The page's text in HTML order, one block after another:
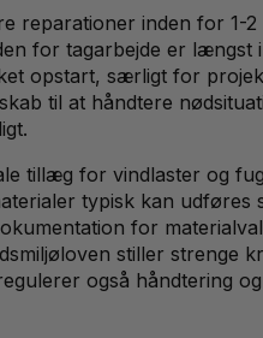
reparationer inden for 1-2
for tagarbejde er længst
opstart, særligt for
til at håndtere
tillæg for vindlaster og
typisk kan udføres
for
stiller strenge
også håndtering